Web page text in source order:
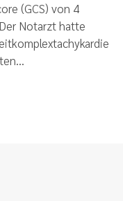
(GCS) von 4
Notarzt hatte